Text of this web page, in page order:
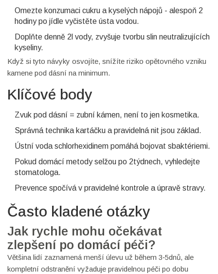
Omezte konzumaci cukru a kyselých nápojů - alespoň 2
hodiny po jídle vyčistěte ústa vodou.
Doplňte denně 2l vody, zvyšuje tvorbu slin neutralizujících
kyseliny.
Když si tyto návyky osvojíte, snížíte riziko opětovného vzniku
kamene pod dásní na minimum.
Klíčové body
Zvuk pod dásní = zubní kámen, není to jen kosmetika.
Správná technika kartáčku a pravidelná nit jsou základ.
Ústní voda schlorhexidinem pomáhá bojovat sbaktériemi.
Pokud domácí metody selžou po 2týdnech, vyhledejte
stomatologa.
Prevence spočívá v pravidelné kontrole a úpravě stravy.
Často kladené otázky
Jak rychle mohu očekávat
zlepšení po domácí péči?
Většina lidí zaznamená menší úlevu už během 3‑5dnů, ale
kompletní odstranění vyžaduje pravidelnou péči po dobu